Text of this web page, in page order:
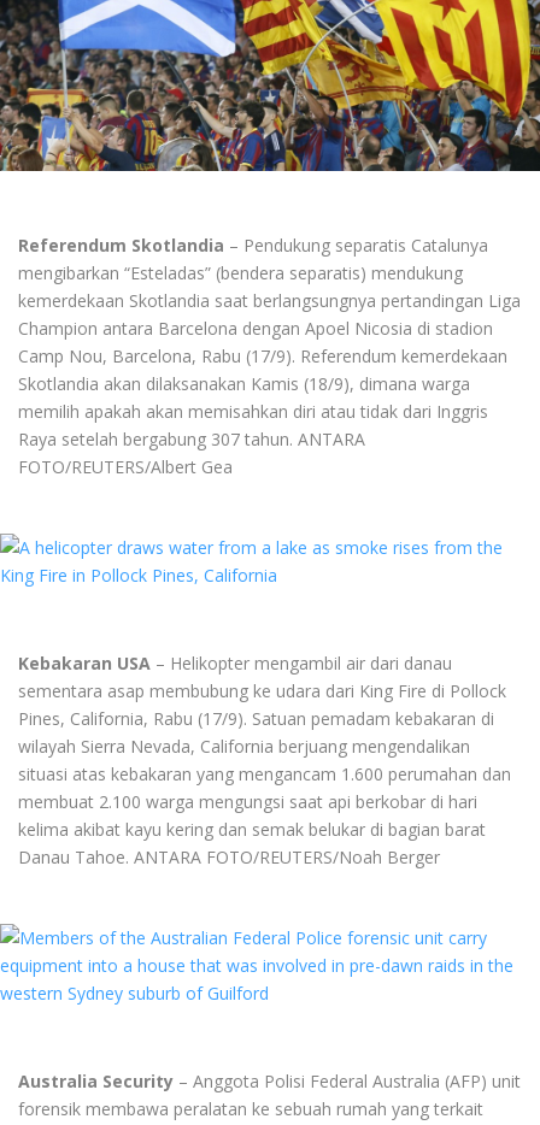
Referendum Skotlandia – Pendukung separatis Catalunya
mengibarkan “Esteladas” (bendera separatis) mendukung
kemerdekaan Skotlandia saat berlangsungnya pertandingan Liga
Champion antara Barcelona dengan Apoel Nicosia di stadion
Camp Nou, Barcelona, Rabu (17/9). Referendum kemerdekaan
Skotlandia akan dilaksanakan Kamis (18/9), dimana warga
memilih apakah akan memisahkan diri atau tidak dari Inggris
Raya setelah bergabung 307 tahun. ANTARA
FOTO/REUTERS/Albert Gea
Kebakaran USA – Helikopter mengambil air dari danau
sementara asap membubung ke udara dari King Fire di Pollock
Pines, California, Rabu (17/9). Satuan pemadam kebakaran di
wilayah Sierra Nevada, California berjuang mengendalikan
situasi atas kebakaran yang mengancam 1.600 perumahan dan
membuat 2.100 warga mengungsi saat api berkobar di hari
kelima akibat kayu kering dan semak belukar di bagian barat
Danau Tahoe. ANTARA FOTO/REUTERS/Noah Berger
Australia Security – Anggota Polisi Federal Australia (AFP) unit
forensik membawa peralatan ke sebuah rumah yang terkait